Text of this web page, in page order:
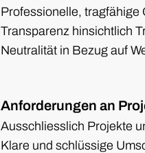
Professionelle, tragfähige
Transparenz hinsichtlich
Neutralität in Bezug auf
Anforderungen an
Ausschliesslich Projekte
Klare und schlüssige